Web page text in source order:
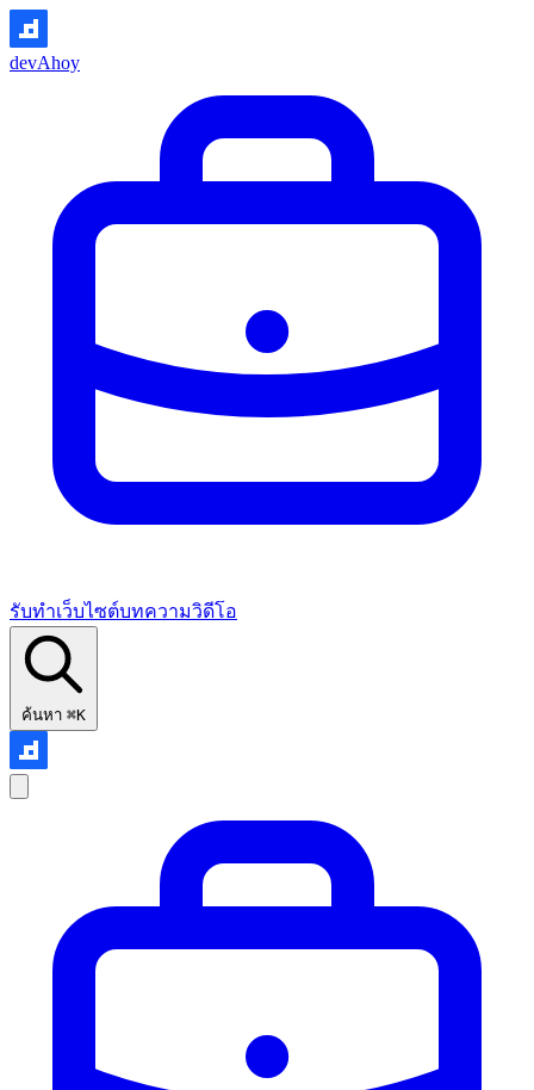
devAhoy
รับทำเว็บไซต์บทความวิดีโอ
ค้นหา ⌘K